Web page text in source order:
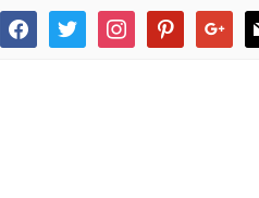
facebooktwitter instagrampinterestgoogle